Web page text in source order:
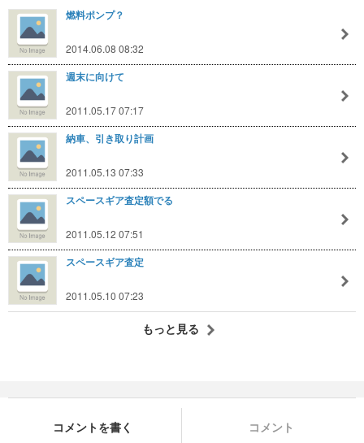
燃料ポンプ？
2014.06.08 08:32
週末に向けて
2011.05.17 07:17
納車、引き取り計画
2011.05.13 07:33
スペースギア査定額でる
2011.05.12 07:51
スペースギア査定
2011.05.10 07:23
もっと見る
コメントを書く コメント